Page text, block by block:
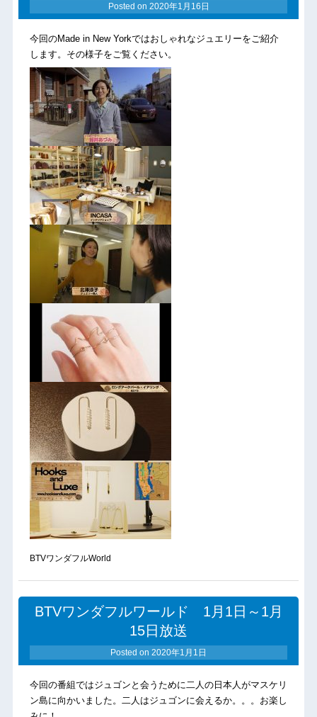
Posted on 2020年1月16日
今回のMade in New Yorkではおしゃれなジュエリーをご紹介
します。その様子をご覧ください。
BTVワンダフルWorld
BTVワンダフルワールド 1月1日～1月
15日放送
Posted on 2020年1月1日
今回の番組ではジュゴンと会うために二人の日本人がマスケリ
ン島に向かいました。二人はジュゴンに会えるか。。。お楽し